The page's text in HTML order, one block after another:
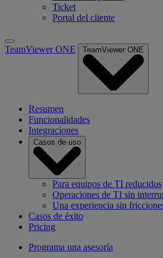
Ticket
Portal del cliente
TeamViewer ONE TeamViewer ONE
Resumen
Funcionalidades
Integraciones
Casos de uso
Para equipos de TI reducidos
Operaciones de TI sin
Una experiencia sin
Casos de éxito
Pricing
Programa una asesoría